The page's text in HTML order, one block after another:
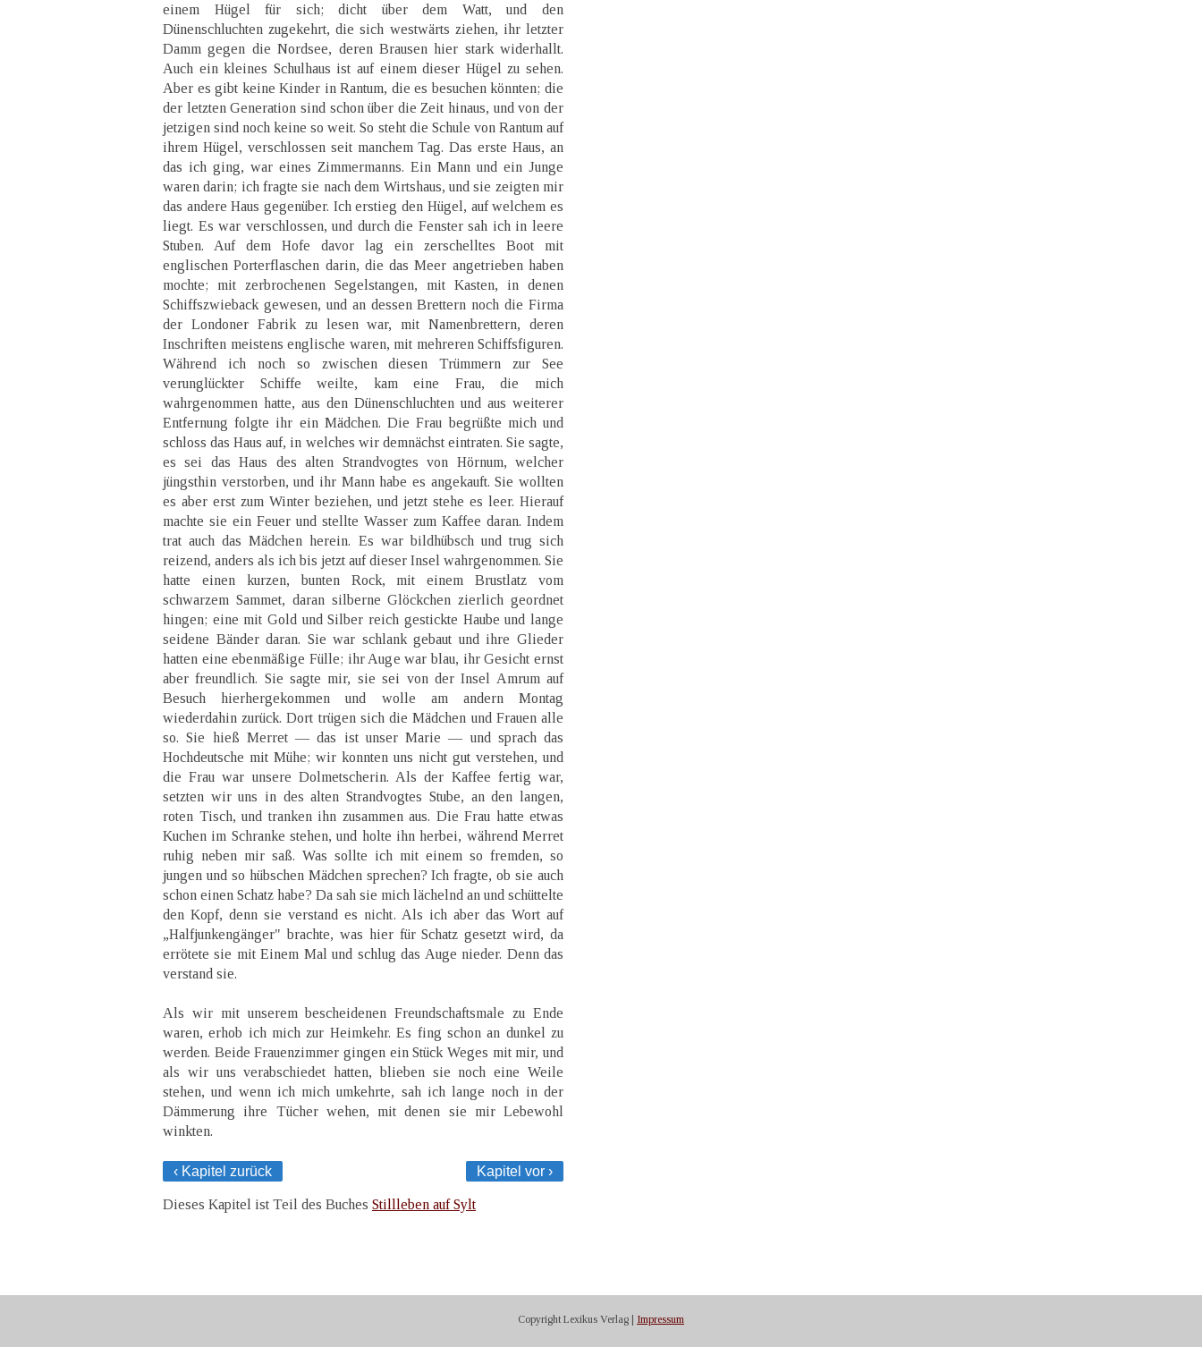
einem Hügel für sich; dicht über dem Watt, und den
Dünenschluchten zugekehrt, die sich westwärts ziehen, ihr letzter
Damm gegen die Nordsee, deren Brausen hier stark widerhallt.
Auch ein kleines Schulhaus ist auf einem dieser Hügel zu sehen.
Aber es gibt keine Kinder in Rantum, die es besuchen könnten; die
der letzten Generation sind schon über die Zeit hinaus, und von der
jetzigen sind noch keine so weit. So steht die Schule von Rantum auf
ihrem Hügel, verschlossen seit manchem Tag. Das erste Haus, an
das ich ging, war eines Zimmermanns. Ein Mann und ein Junge
waren darin; ich fragte sie nach dem Wirtshaus, und sie zeigten mir
das andere Haus gegenüber. Ich erstieg den Hügel, auf welchem es
liegt. Es war verschlossen, und durch die Fenster sah ich in leere
Stuben. Auf dem Hofe davor lag ein zerschelltes Boot mit
englischen Porterflaschen darin, die das Meer angetrieben haben
mochte; mit zerbrochenen Segelstangen, mit Kasten, in denen
Schiffszwieback gewesen, und an dessen Brettern noch die Firma
der Londoner Fabrik zu lesen war, mit Namenbrettern, deren
Inschriften meistens englische waren, mit mehreren Schiffsfiguren.
Während ich noch so zwischen diesen Trümmern zur See
verunglückter Schiffe weilte, kam eine Frau, die mich
wahrgenommen hatte, aus den Dünenschluchten und aus weiterer
Entfernung folgte ihr ein Mädchen. Die Frau begrüßte mich und
schloss das Haus auf, in welches wir demnächst eintraten. Sie sagte,
es sei das Haus des alten Strandvogtes von Hörnum, welcher
jüngsthin verstorben, und ihr Mann habe es angekauft. Sie wollten
es aber erst zum Winter beziehen, und jetzt stehe es leer. Hierauf
machte sie ein Feuer und stellte Wasser zum Kaffee daran. Indem
trat auch das Mädchen herein. Es war bildhübsch und trug sich
reizend, anders als ich bis jetzt auf dieser Insel wahrgenommen. Sie
hatte einen kurzen, bunten Rock, mit einem Brustlatz vom
schwarzem Sammet, daran silberne Glöckchen zierlich geordnet
hingen; eine mit Gold und Silber reich gestickte Haube und lange
seidene Bänder daran. Sie war schlank gebaut und ihre Glieder
hatten eine ebenmäßige Fülle; ihr Auge war blau, ihr Gesicht ernst
aber freundlich. Sie sagte mir, sie sei von der Insel Amrum auf
Besuch hierhergekommen und wolle am andern Montag
wiederdahin zurück. Dort trügen sich die Mädchen und Frauen alle
so. Sie hieß Merret — das ist unser Marie — und sprach das
Hochdeutsche mit Mühe; wir konnten uns nicht gut verstehen, und
die Frau war unsere Dolmetscherin. Als der Kaffee fertig war,
setzten wir uns in des alten Strandvogtes Stube, an den langen,
roten Tisch, und tranken ihn zusammen aus. Die Frau hatte etwas
Kuchen im Schranke stehen, und holte ihn herbei, während Merret
ruhig neben mir saß. Was sollte ich mit einem so fremden, so
jungen und so hübschen Mädchen sprechen? Ich fragte, ob sie auch
schon einen Schatz habe? Da sah sie mich lächelnd an und schüttelte
den Kopf, denn sie verstand es nicht. Als ich aber das Wort auf
„Halfjunkengänger" brachte, was hier für Schatz gesetzt wird, da
errötete sie mit Einem Mal und schlug das Auge nieder. Denn das
verstand sie.
Als wir mit unserem bescheidenen Freundschaftsmale zu Ende
waren, erhob ich mich zur Heimkehr. Es fing schon an dunkel zu
werden. Beide Frauenzimmer gingen ein Stück Weges mit mir, und
als wir uns verabschiedet hatten, blieben sie noch eine Weile
stehen, und wenn ich mich umkehrte, sah ich lange noch in der
Dämmerung ihre Tücher wehen, mit denen sie mir Lebewohl
winkten.
‹ Kapitel zurück Kapitel vor ›
Dieses Kapitel ist Teil des Buches Stillleben auf Sylt
Copyright Lexikus Verlag | Impressum